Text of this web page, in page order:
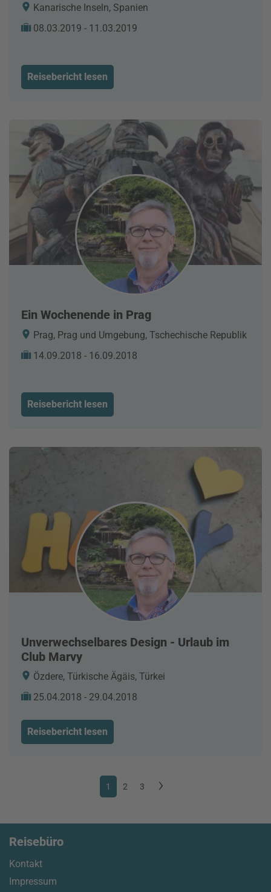
Kanarische Inseln, Spanien
08.03.2019 - 11.03.2019
Reisebericht lesen
Ein Wochenende in Prag
Prag, Prag und Umgebung, Tschechische Republik
14.09.2018 - 16.09.2018
Reisebericht lesen
Unverwechselbares Design - Urlaub im
Club Marvy
Özdere, Türkische Ägäis, Türkei
25.04.2018 - 29.04.2018
Reisebericht lesen
1 2 3
Reisebüro
Kontakt
Impressum